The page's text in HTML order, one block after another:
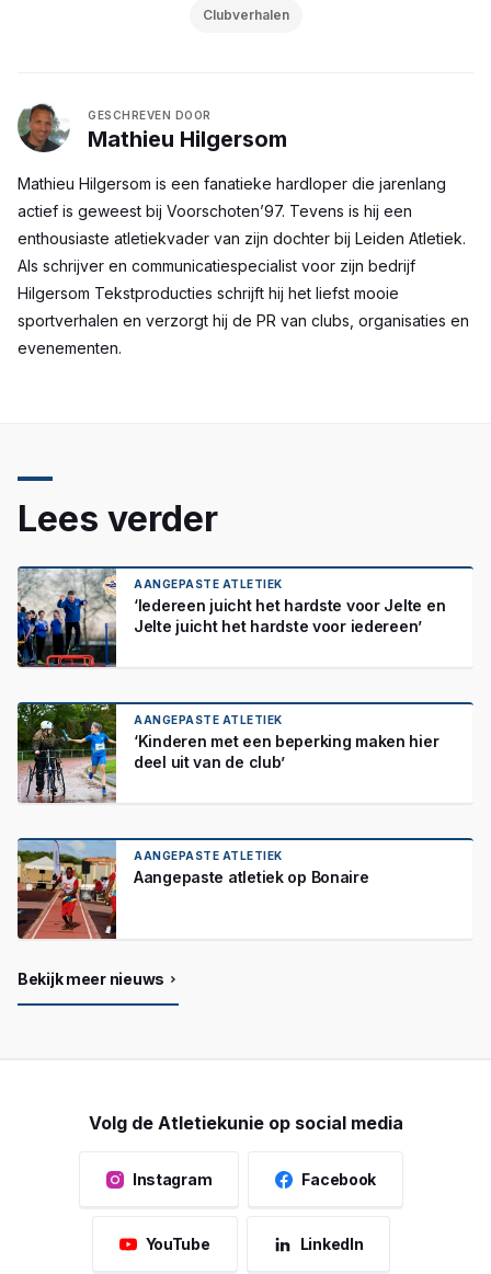
Clubverhalen
GESCHREVEN DOOR
Mathieu Hilgersom
Mathieu Hilgersom is een fanatieke hardloper die jarenlang
actief is geweest bij Voorschoten’97. Tevens is hij een
enthousiaste atletiekvader van zijn dochter bij Leiden Atletiek.
Als schrijver en communicatiespecialist voor zijn bedrijf
Hilgersom Tekstproducties schrijft hij het liefst mooie
sportverhalen en verzorgt hij de PR van clubs, organisaties en
evenementen.
Lees verder
AANGEPASTE ATLETIEK
‘Iedereen juicht het hardste voor Jelte en
Jelte juicht het hardste voor iedereen’
AANGEPASTE ATLETIEK
‘Kinderen met een beperking maken hier
deel uit van de club’
AANGEPASTE ATLETIEK
Aangepaste atletiek op Bonaire
Bekijk meer nieuws
Volg de Atletiekunie op social media
Instagram Facebook
YouTube LinkedIn